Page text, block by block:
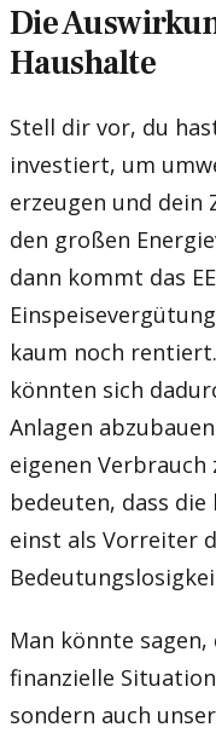
Die
Haushalte
Stell dir vor, du
investiert, um
erzeugen und dein
den großen
dann kommt das
kaum noch
könnten sich
Anlagen
eigenen Verbrauch
bedeuten, dass
einst als Vorreiter
Man könnte
finanzielle
sondern auch